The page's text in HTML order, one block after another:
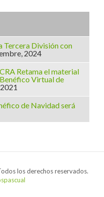
Tercera División con
2024
Retama el material
Virtual de
de Navidad será
los derechos reservados.